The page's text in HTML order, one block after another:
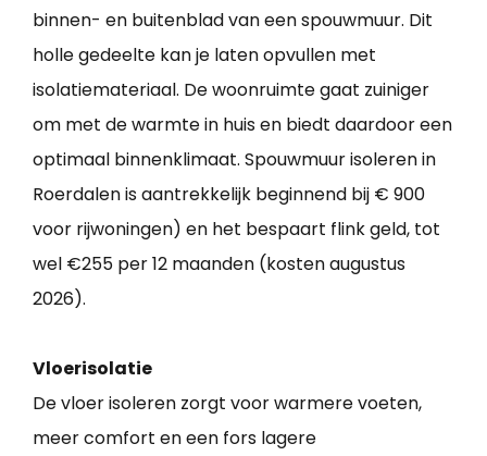
binnen- en buitenblad van een spouwmuur. Dit
holle gedeelte kan je laten opvullen met
isolatiemateriaal. De woonruimte gaat zuiniger
om met de warmte in huis en biedt daardoor een
optimaal binnenklimaat. Spouwmuur isoleren in
Roerdalen is aantrekkelijk beginnend bij € 900
voor rijwoningen) en het bespaart flink geld, tot
wel €255 per 12 maanden (kosten augustus
2026).
Vloerisolatie
De vloer isoleren zorgt voor warmere voeten,
meer comfort en een fors lagere